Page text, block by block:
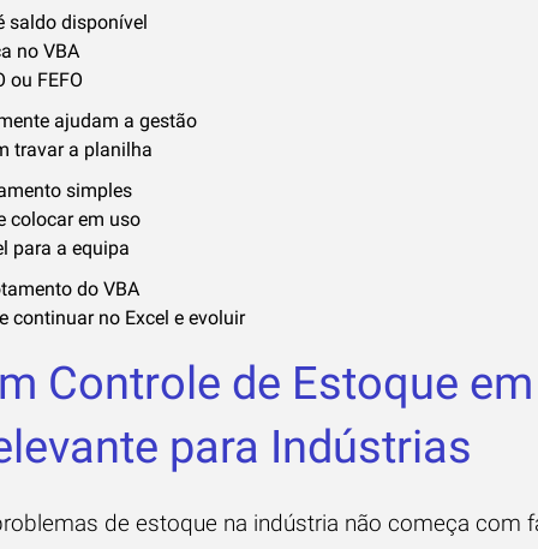
saldo disponível
no VBA
ou FEFO
ajudam a gestão
travar a planilha
simples
colocar em uso
para a equipa
do VBA
continuar no Excel e evoluir
Controle de Estoque
para Indústrias
de estoque na indústria não começa com